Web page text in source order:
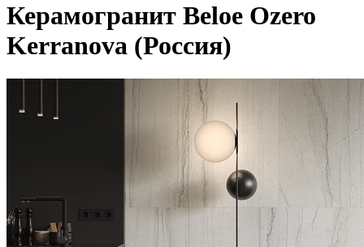
Керамогранит Beloe Ozero
Kerranova (Россия)